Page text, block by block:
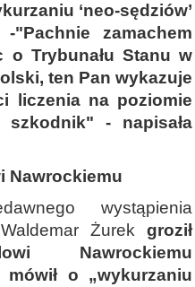
‘neo-sędziów’
"Pachnie zamachem
o Trybunału Stanu w
ten Pan wykazuje
liczenia na poziomie
szkodnik" - napisała
Nawrockiemu
wystąpienia
Żurek groził
Nawrockiemu
mówił o „wykurzaniu